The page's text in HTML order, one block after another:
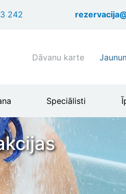
uz
242
Shortcuts
menu
Dāvanu karte
Speciālisti